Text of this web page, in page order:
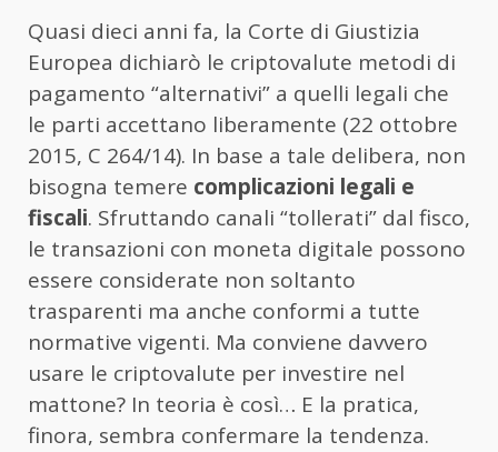
Quasi dieci anni fa, la Corte di Giustizia
Europea dichiarò le criptovalute metodi di
pagamento “alternativi” a quelli legali che
le parti accettano liberamente (22 ottobre
2015, C 264/14). In base a tale delibera, non
bisogna temere complicazioni legali e
fiscali. Sfruttando canali “tollerati” dal fisco,
le transazioni con moneta digitale possono
essere considerate non soltanto
trasparenti ma anche conformi a tutte
normative vigenti. Ma conviene davvero
usare le criptovalute per investire nel
mattone? In teoria è così… E la pratica,
finora, sembra confermare la tendenza.